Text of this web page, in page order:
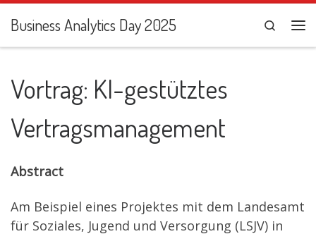
Zum Inhalt springen
Business Analytics Day 2025
Search
Vortrag: KI-gestütztes
Vertragsmanagement
Abstract
Am Beispiel eines Projektes mit dem Landesamt
für Soziales, Jugend und Versorgung (LSJV) in